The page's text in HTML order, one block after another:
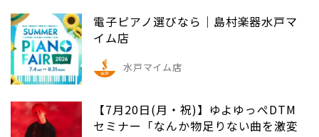
電子ピアノ選びなら｜島村楽器水戸マ
イム店
水戸マイム店
【7月20日(月・祝)】ゆよゆっぺDTM
セミナー「なんか物足りない曲を激変